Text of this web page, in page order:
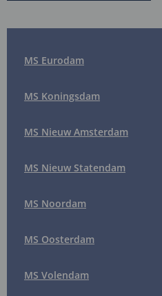
MS Eurodam
MS Koningsdam
MS Nieuw Amsterdam
MS Nieuw Statendam
MS Noordam
MS Oosterdam
MS Volendam